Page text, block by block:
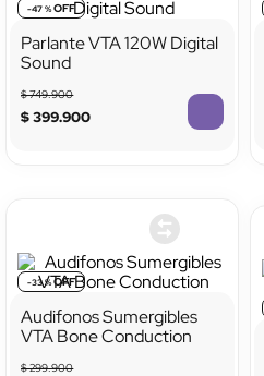
-47 %
Parlante VTA 120W Digital
Sound
$749.900
$399.900
-33 %
Audifonos Sumergibles
VTA Bone Conduction
$299.900